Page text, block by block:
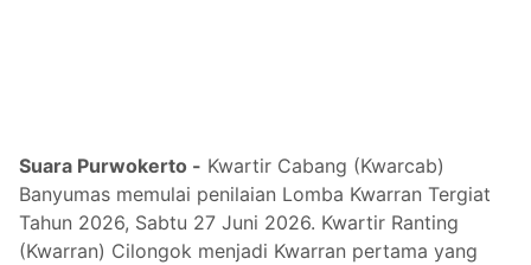
Suara Purwokerto - Kwartir Cabang (Kwarcab)
Banyumas memulai penilaian Lomba Kwarran Tergiat
Tahun 2026, Sabtu 27 Juni 2026. Kwartir Ranting
(Kwarran) Cilongok menjadi Kwarran pertama yang